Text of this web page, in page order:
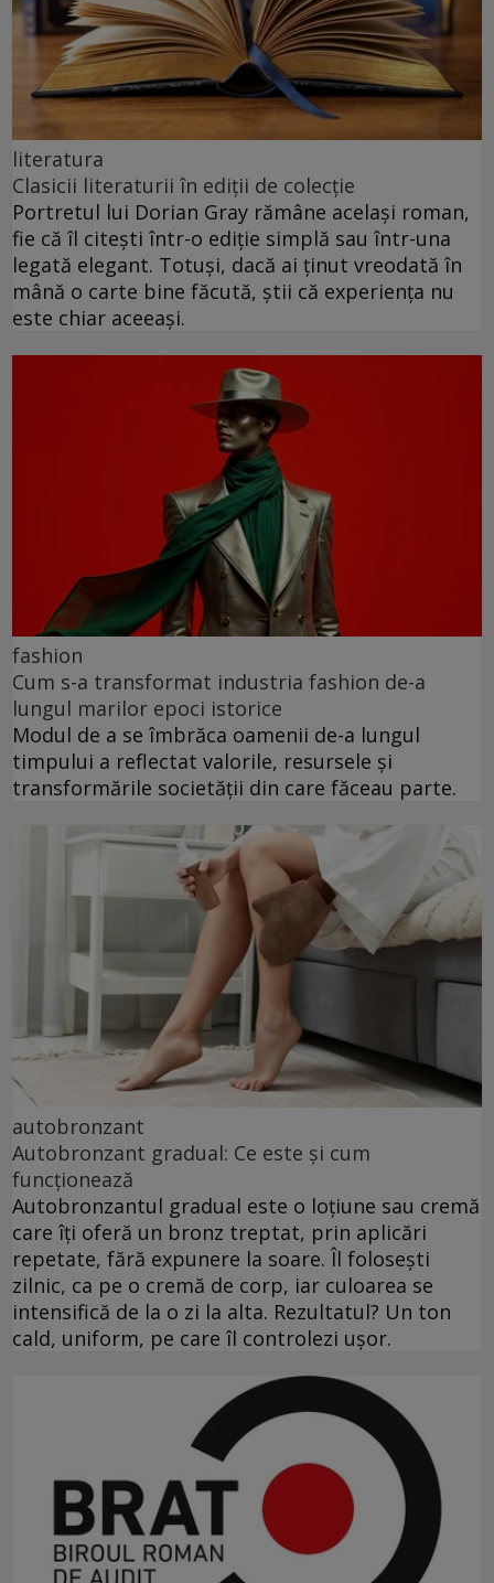
literatura
Clasicii literaturii în ediții de colecție
Portretul lui Dorian Gray rămâne același roman,
fie că îl citești într-o ediție simplă sau într-una
legată elegant. Totuși, dacă ai ținut vreodată în
mână o carte bine făcută, știi că experiența nu
este chiar aceeași.
fashion
Cum s-a transformat industria fashion de-a
lungul marilor epoci istorice
Modul de a se îmbrăca oamenii de-a lungul
timpului a reflectat valorile, resursele și
transformările societății din care făceau parte.
autobronzant
Autobronzant gradual: Ce este și cum
funcționează
Autobronzantul gradual este o loțiune sau cremă
care îți oferă un bronz treptat, prin aplicări
repetate, fără expunere la soare. Îl folosești
zilnic, ca pe o cremă de corp, iar culoarea se
intensifică de la o zi la alta. Rezultatul? Un ton
cald, uniform, pe care îl controlezi ușor.